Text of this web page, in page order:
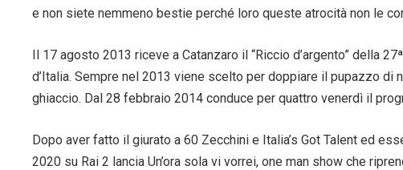
e non siete nemmeno bestie perché loro queste atrocità non le
Il 17 agosto 2013 riceve a Catanzaro il “Riccio d’argento” della
d’Italia. Sempre nel 2013 viene scelto per doppiare il pupazzo
ghiaccio. Dal 28 febbraio 2014 conduce per quattro venerdì il
Dopo aver fatto il giurato a 60 Zecchini e Italia’s Got Talent ed
2020 su Rai 2 lancia Un’ora sola vi vorrei, one man show che